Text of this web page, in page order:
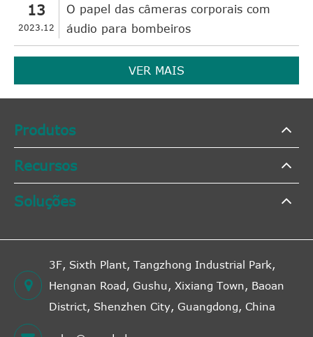
13
2023.12
O papel das câmeras corporais com
áudio para bombeiros
VER MAIS
Produtos
Recursos
Soluções
3F, Sixth Plant, Tangzhong Industrial Park,
Hengnan Road, Gushu, Xixiang Town, Baoan
District, Shenzhen City, Guangdong, China